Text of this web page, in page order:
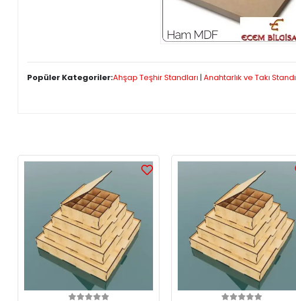
Popüler Kategoriler:Ahşap Teşhir Standları |Anahtarlık ve Takı Standı